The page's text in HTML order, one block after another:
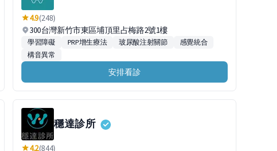
4.9(248)
300台灣新竹市東區埔頂里占梅路2號1樓
學習障礙 PRP增生療法 玻尿酸注射關節
感覺統合
構音異常
安排看診
穩達診所
4.2(844)